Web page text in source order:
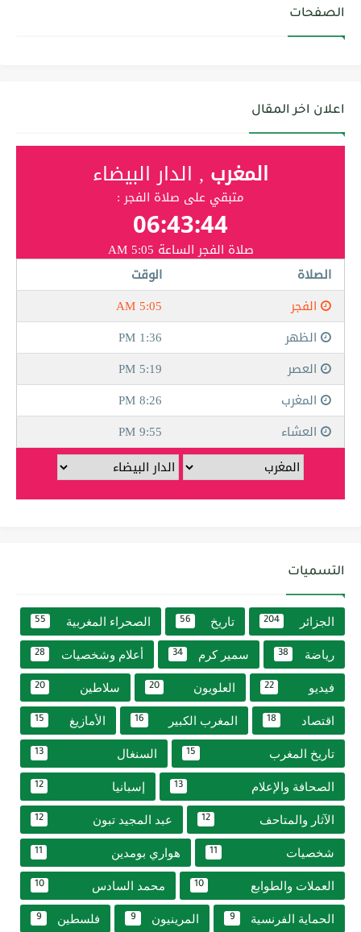
الصفحات
اعلان اخر المقال
التسميات
الجزائر 204 تاريخ 56 الصحراء المغربية 55
رياضة 38 سمير كرم 34 أعلام وشخصيات 28
فيديو 22 العلويون 20 سلاطين 20
اقتصاد 18 المغرب الكبير 16 الأمازيغ 15
تاريخ المغرب 15 السنغال 13
الصحافة والإعلام 13 إسبانيا 12
الآثار والمتاحف 12 عبد المجيد تبون 12
شخصيات 11 هواري بومدين 11
العملات والطوابع 10 محمد السادس 10
الحماية الفرنسية 9 المرينيون 9 فلسطين 9